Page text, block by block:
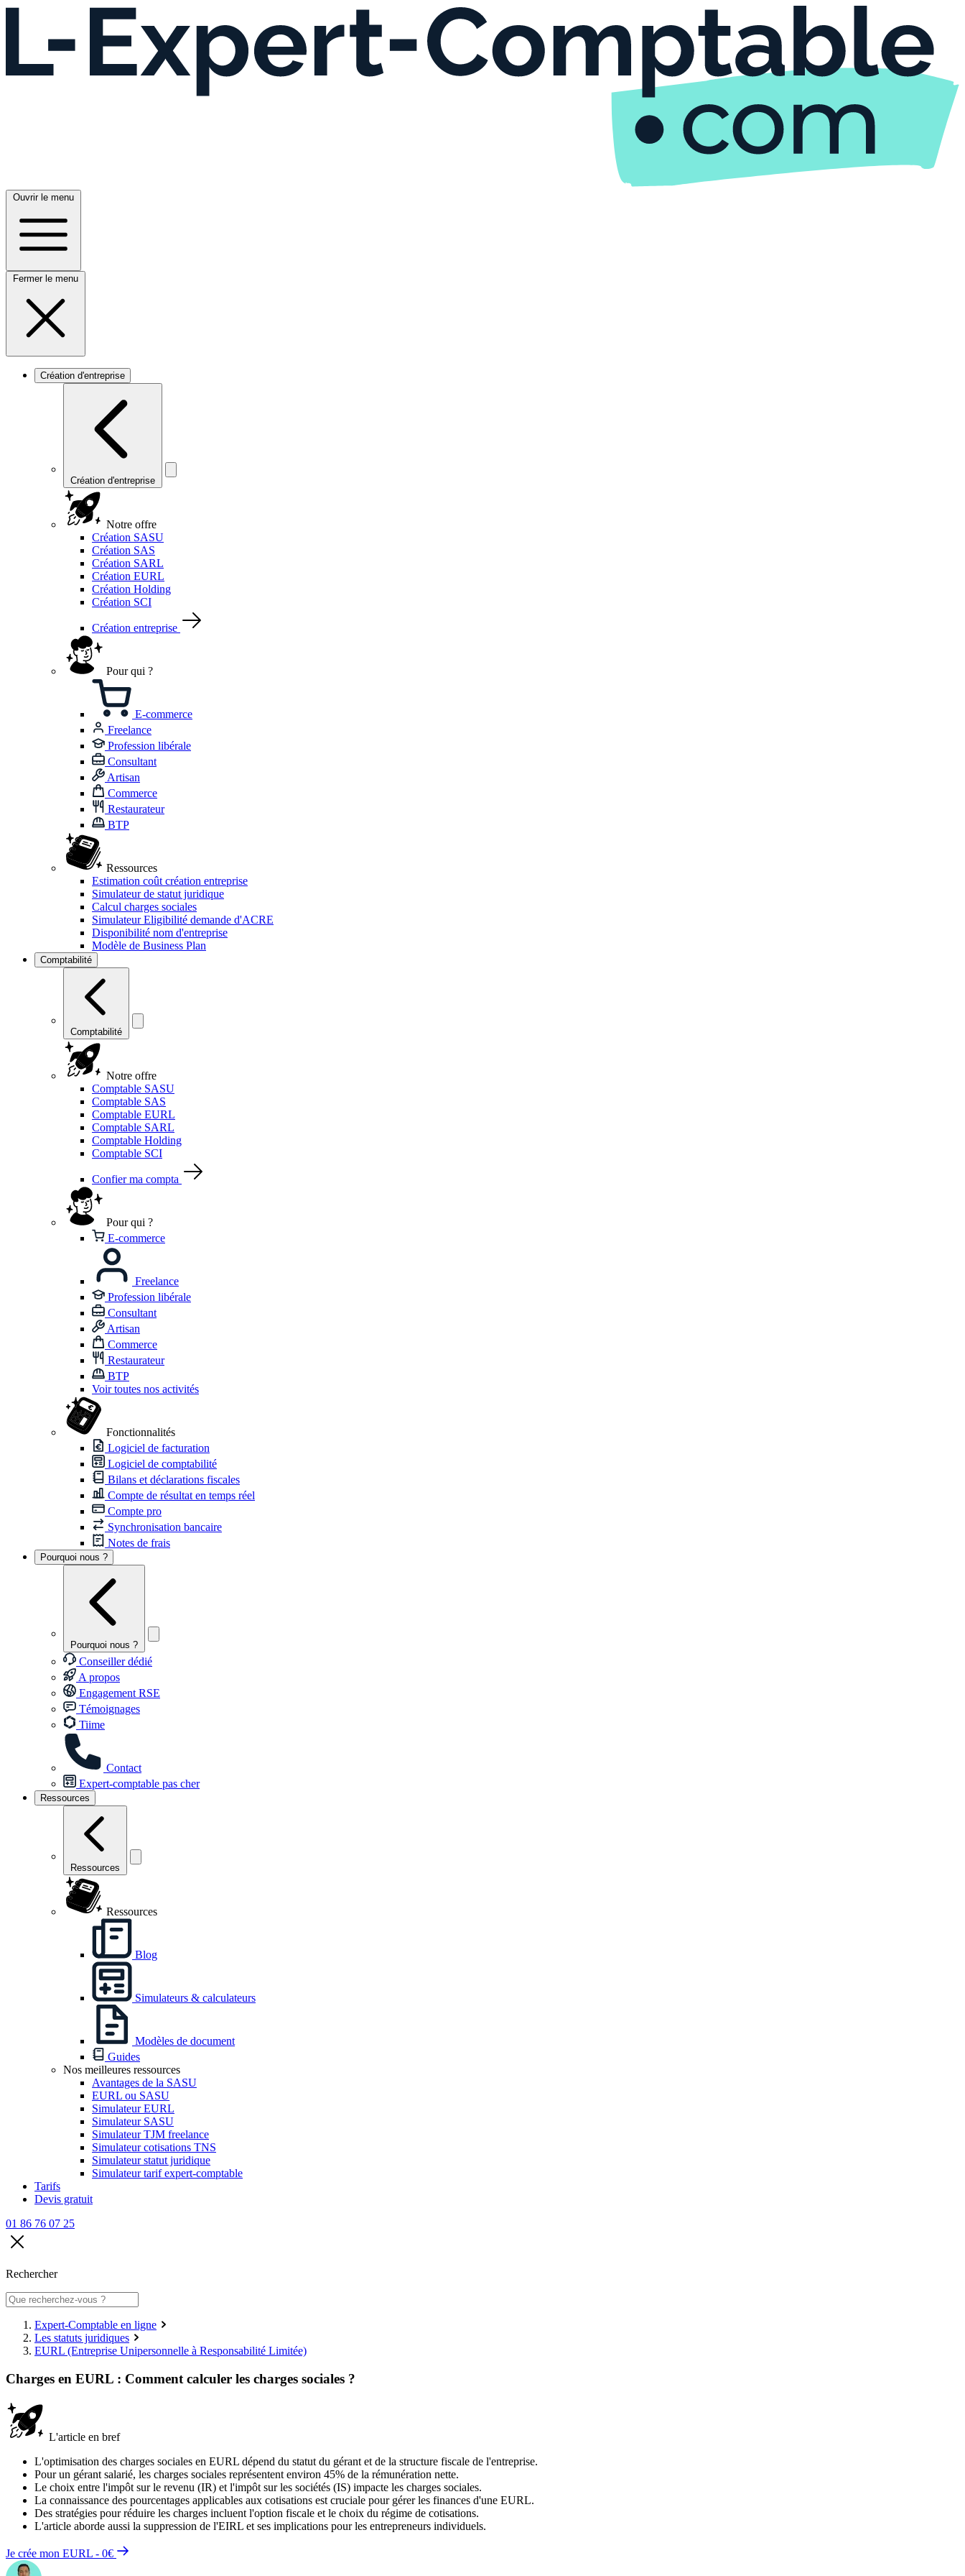
Ouvrir le menu
Fermer le menu
Création d'entreprise
Création d'entreprise
Notre offre
Création SASU
Création SAS
Création SARL
Création EURL
Création Holding
Création SCI
Création entreprise
Pour qui ?
E-commerce
Freelance
Profession libérale
Consultant
Artisan
Commerce
Restaurateur
BTP
Ressources
Estimation coût création entreprise
Simulateur de statut juridique
Calcul charges sociales
Simulateur Eligibilité demande d'ACRE
Disponibilité nom d'entreprise
Modèle de Business Plan
Comptabilité
Comptabilité
Notre offre
Comptable SASU
Comptable SAS
Comptable EURL
Comptable SARL
Comptable Holding
Comptable SCI
Confier ma compta
Pour qui ?
E-commerce
Freelance
Profession libérale
Consultant
Artisan
Commerce
Restaurateur
BTP
Voir toutes nos activités
Fonctionnalités
Logiciel de facturation
Logiciel de comptabilité
Bilans et déclarations fiscales
Compte de résultat en temps réel
Compte pro
Synchronisation bancaire
Notes de frais
Pourquoi nous ?
Pourquoi nous ?
Conseiller dédié
A propos
Engagement RSE
Témoignages
Tiime
Contact
Expert-comptable pas cher
Ressources
Ressources
Ressources
Blog
Simulateurs & calculateurs
Modèles de document
Guides
Nos meilleures ressources
Avantages de la SASU
EURL ou SASU
Simulateur EURL
Simulateur SASU
Simulateur TJM freelance
Simulateur cotisations TNS
Simulateur statut juridique
Simulateur tarif expert-comptable
Tarifs
Devis gratuit
01 86 76 07 25
Rechercher
Expert-Comptable en ligne
Les statuts juridiques
EURL (Entreprise Unipersonnelle à Responsabilité Limitée)
Charges en EURL : Comment calculer les charges sociales ?
L'article en bref
L'optimisation des charges sociales en EURL dépend du statut du gérant et de la structure fiscale de l'entreprise.
Pour un gérant salarié, les charges sociales représentent environ 45% de la rémunération nette.
Le choix entre l'impôt sur le revenu (IR) et l'impôt sur les sociétés (IS) impacte les charges sociales.
La connaissance des pourcentages applicables aux cotisations est cruciale pour gérer les finances d'une EURL.
Des stratégies pour réduire les charges incluent l'option fiscale et le choix du régime de cotisations.
L'article aborde aussi la suppression de l'EIRL et ses implications pour les entrepreneurs individuels.
Je crée mon EURL - 0€